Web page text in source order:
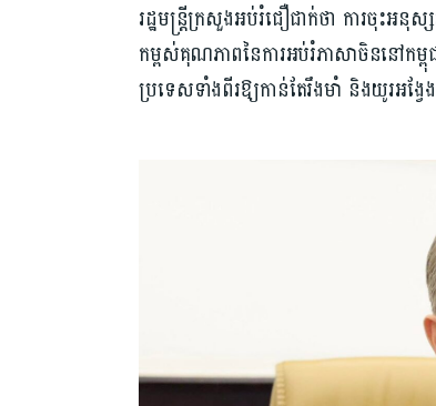
រដ្ឋមន្រ្តីក្រសួងអប់រំជឿជាក់ថា ការចុះ
កម្ពស់គុណភាពនៃការអប់រំភាសាចិននៅកម្ពុ
ប្រទេសទាំងពីរឱ្យកាន់តែរឹងមាំ និងយូរអង្វែ